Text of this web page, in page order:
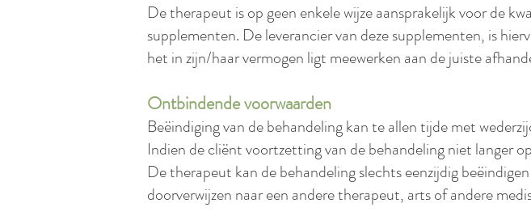
De therapeut is op geen enkele wijze aansprakelijk voor de
supplementen. De leverancier van deze supplementen, is
het in zijn/haar vermogen ligt meewerken aan de juiste
Ontbindende voorwaarden
Beëindiging van de behandeling kan te allen tijde met
Indien de cliënt voortzetting van de behandeling niet langer
De therapeut kan de behandeling slechts eenzijdig
doorverwijzen naar een andere therapeut, arts of andere